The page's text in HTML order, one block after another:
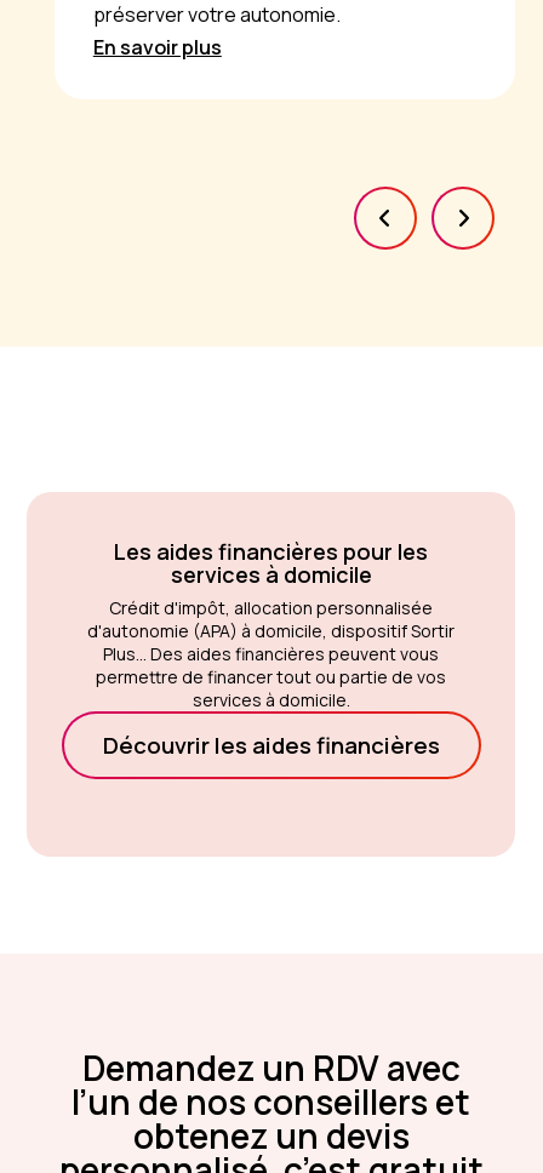
préserver votre autonomie.
En savoir plus
Les aides financières pour les
services à domicile
Crédit d'impôt, allocation personnalisée
d'autonomie (APA) à domicile, dispositif Sortir
Plus... Des aides financières peuvent vous
permettre de financer tout ou partie de vos
services à domicile.
Découvrir les aides financières
Demandez un RDV avec
l’un de nos conseillers et
obtenez un devis